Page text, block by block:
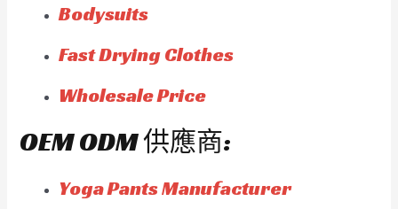
Bodysuits
Fast Drying Clothes
Wholesale Price
OEM ODM 供應商:
Yoga Pants Manufacturer